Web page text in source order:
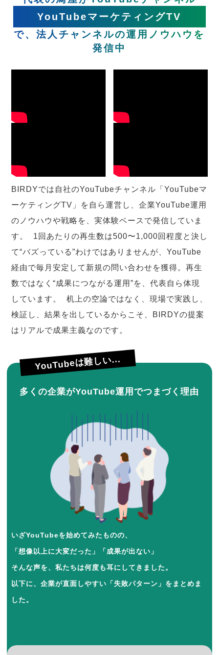
YouTubeマーケティングTV
で、法人チャンネルの運用ノウハウを
発信中
BIRDYでは自社のYouTubeチャンネル「YouTubeマ
ーケティングTV」を自ら運営し、企業YouTube運用
のノウハウや戦略を、実体験ベースで発信していま
す。 1回あたりの再生数は500〜1,000回程度と決し
て“バズっている”わけではありませんが、YouTube
経由で毎月安定して新規の問い合わせを獲得。再生
数ではなく“成果につながる運用”を、代表自ら体現
しています。 机上の空論ではなく、現場で実践し、
検証し、結果を出しているからこそ、BIRDYの提案
はリアルで成果主義なのです。
YouTubeは難しい...
多くの企業がYouTube運用でつまづく理由
いざYouTubeを始めてみたものの、
「想像以上に大変だった」「成果が出ない」
そんな声を、私たちは何度も耳にしてきました。
以下に、企業が直面しやすい「失敗パターン」をまとめま
した。